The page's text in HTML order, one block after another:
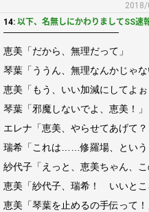
2018/
14: 以下、名無しにかわりましてSS速
――――――――――――
恵美「だから、無理だって」
琴葉「ううん、無理なんかじゃな
恵美「もう、いい加減にしてよぉ
琴葉「邪魔しないでよ、恵美！」
エレナ「恵美、やらせてあげて
瑞希「これは……修羅場、という
紗代子「えっと、恵美ちゃん、こ
恵美「紗代子、瑞希！ いいとこ
恵美「琴葉を止めるの手伝って！